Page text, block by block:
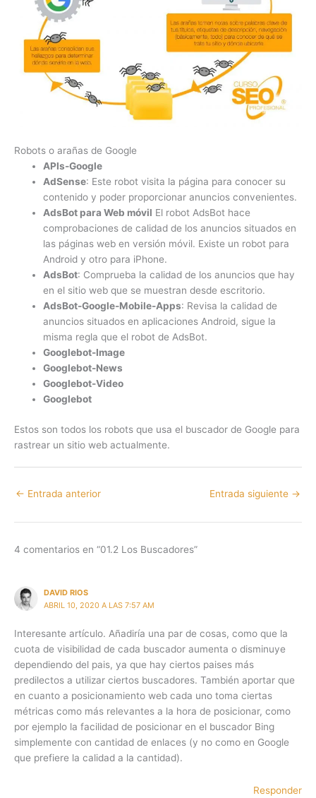
Robots o arañas de Google
APIs-Google
AdSense: Este robot visita la página para conocer su
contenido y poder proporcionar anuncios convenientes.
AdsBot para Web móvil El robot AdsBot hace
comprobaciones de calidad de los anuncios situados en
las páginas web en versión móvil. Existe un robot para
Android y otro para iPhone.
AdsBot: Comprueba la calidad de los anuncios que hay
en el sitio web que se muestran desde escritorio.
AdsBot-Google-Mobile-Apps: Revisa la calidad de
anuncios situados en aplicaciones Android, sigue la
misma regla que el robot de AdsBot.
Googlebot-Image
Googlebot-News
Googlebot-Video
Googlebot
Estos son todos los robots que usa el buscador de Google para
rastrear un sitio web actualmente.
← Entrada anterior Entrada siguiente →
4 comentarios en “01.2 Los Buscadores”
DAVID RIOS
ABRIL 10, 2020 A LAS 7:57 AM
Interesante artículo. Añadiría una par de cosas, como que la
cuota de visibilidad de cada buscador aumenta o disminuye
dependiendo del pais, ya que hay ciertos paises más
predilectos a utilizar ciertos buscadores. También aportar que
en cuanto a posicionamiento web cada uno toma ciertas
métricas como más relevantes a la hora de posicionar, como
por ejemplo la facilidad de posicionar en el buscador Bing
simplemente con cantidad de enlaces (y no como en Google
que prefiere la calidad a la cantidad).
Responder